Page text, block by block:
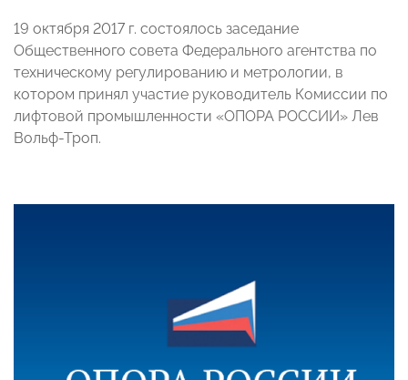
19 октября 2017 г. состоялось заседание
Общественного совета Федерального агентства по
техническому регулированию и метрологии, в
котором принял участие руководитель Комиссии по
лифтовой промышленности «ОПОРА РОССИИ» Лев
Вольф-Троп.